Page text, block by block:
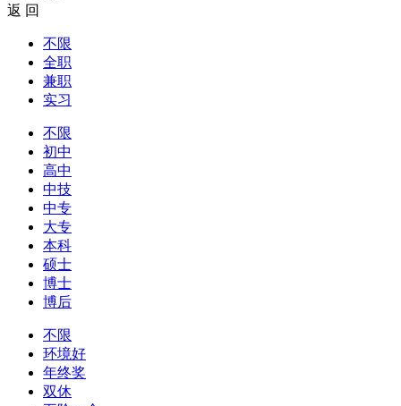
返 回
不限
全职
兼职
实习
不限
初中
高中
中技
中专
大专
本科
硕士
博士
博后
不限
环境好
年终奖
双休